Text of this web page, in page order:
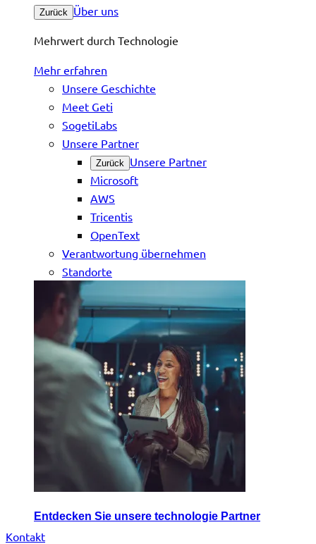
Zurück Über uns
Mehrwert durch Technologie
Mehr erfahren
Unsere Geschichte
Meet Geti
SogetiLabs
Unsere Partner
Zurück Unsere Partner
Microsoft
AWS
Tricentis
OpenText
Verantwortung übernehmen
Standorte
Entdecken Sie unsere technologie Partner
Kontakt